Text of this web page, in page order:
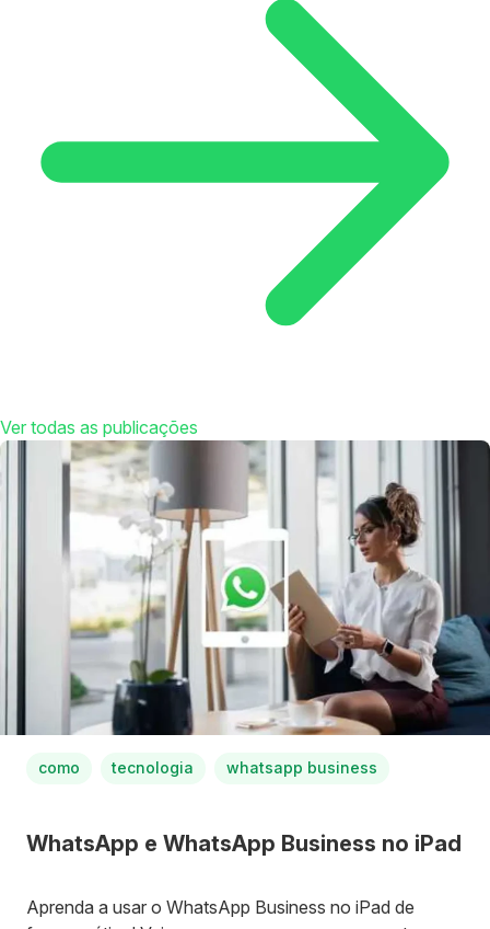
Ver todas as publicações
como tecnologia whatsapp business
WhatsApp e WhatsApp Business no iPad
Aprenda a usar o WhatsApp Business no iPad de